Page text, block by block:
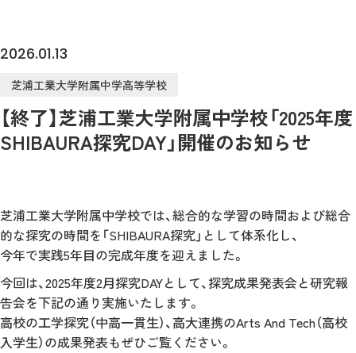
2026.01.13
芝浦工業大学附属中学高等学校
【終了】芝浦工業大学附属中学校「2025年度
SHIBAURA探究DAY」開催のお知らせ
芝浦工業大学附属中学校では、総合的な学習の時間および総合
的な探究の時間を「SHIBAURA探究」として体系化し、
今年で実践5年⽬の完成年度を迎えました。
今回は、2025年度2⽉探究DAYとして、探究成果発表会と研究報
告会を下記の通り実施いたします。
⾼校の⼯学探究（中⾼⼀貫⽣）、⾼⼤連携のArts And Tech（⾼校
⼊学⽣）の成果発表もぜひご覧ください。